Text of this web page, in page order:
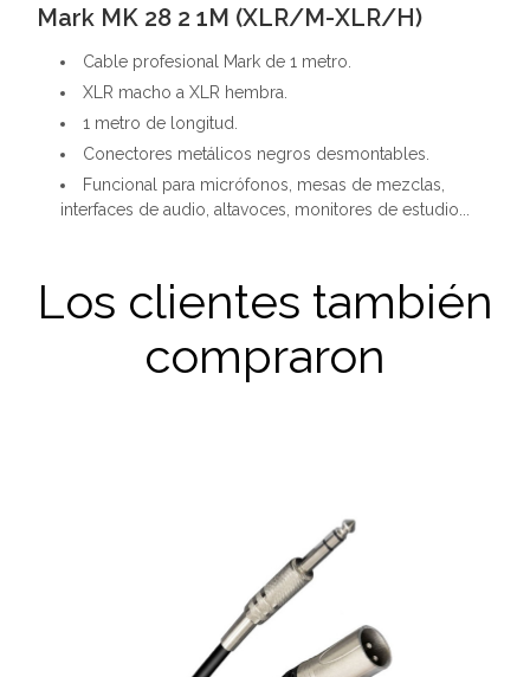
Mark MK 28 2 1M (XLR/M-XLR/H)
Cable profesional Mark de 1 metro.
XLR macho a XLR hembra.
1 metro de longitud.
Conectores metálicos negros desmontables.
Funcional para micrófonos, mesas de mezclas,
interfaces de audio, altavoces, monitores de estudio...
Los clientes también
compraron